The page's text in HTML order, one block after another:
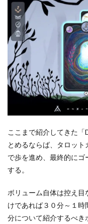
ここまで紹介してきた
とめるならば、タロッ
で歩を進め、最終的に
する。
ボリューム自体は控え
けであれば３０分～１
分について紹介するべき